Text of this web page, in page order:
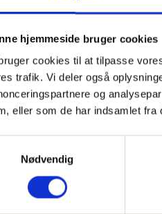
hjemmeside bruger cookies
cookies til at tilpasse
trafik. Vi deler også
og
eller som de har indsamlet fra
Nødvendig
spørgsmål
andet.
rådgivning
32 44